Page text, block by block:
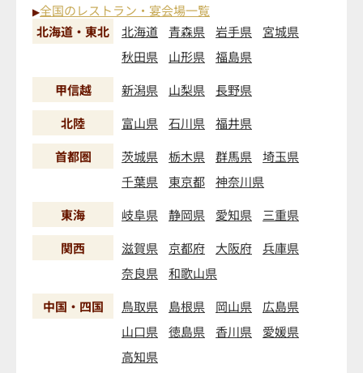
▶全国のレストラン・宴会場一覧
北海道・東北
北海道 青森県 岩手県
宮城県
秋田県
山形県
福島県
甲信越
新潟県 山梨県
長野県
北陸
富山県 石川県
福井県
首都圏
茨城県 栃木県 群馬県
埼玉県
千葉県
東京都
神奈川県
東海
岐阜県 静岡県 愛知県
三重県
関西
滋賀県 京都府 大阪府
兵庫県
奈良県
和歌山県
中国・四国
鳥取県 島根県 岡山県
広島県
山口県
徳島県 香川県
愛媛県
高知県